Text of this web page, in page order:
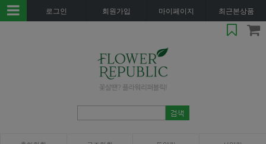
로그인 회원가입 마이페이지 최근본상품